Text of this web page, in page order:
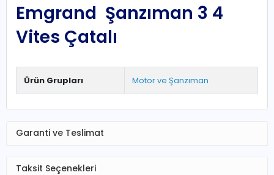
Emgrand Şanzıman 3 4
Vites Çatalı
Ürün Grupları Motor ve Şanzıman
Garanti ve Teslimat
Taksit Seçenekleri